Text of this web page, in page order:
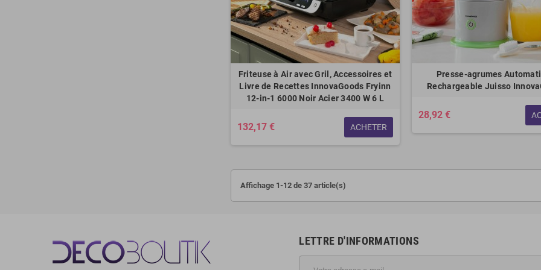
Friteuse à Air avec Gril, Accessoires et
Livre de Recettes InnovaGoods Fryinn
12-in-1 6000 Noir Acier 3400 W 6 L
132,17 € ACHETER
Presse-agrumes
Rechargeable Juisso
28,92 €
Affichage 1-12 de 37 article(s)
LETTRE D'INFORMATIONS